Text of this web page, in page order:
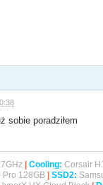
sobie poradziłem
| Cooling: Corsair
Pro 128GB | SSD2: